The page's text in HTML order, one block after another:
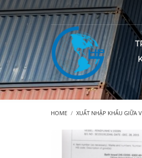
HOME XUẤT NHẬP KHẨU GIỮA